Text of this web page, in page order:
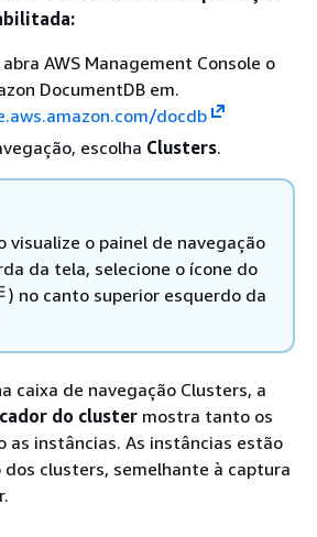
AWS Management Console o
DocumentDB em.
docdb
escolha Clusters.
visualize o painel de navegação
da tela, selecione o ícone do
) no canto superior esquerdo da
caixa de navegação Clusters, a
do cluster mostra tanto os
as instâncias. As instâncias estão
clusters, semelhante à captura